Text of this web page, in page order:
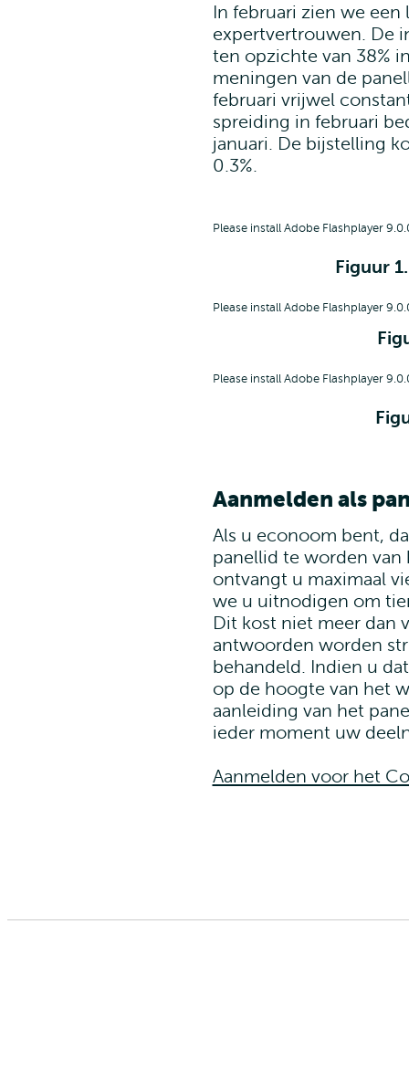
In februari zien we
expertvertrouwen. De
ten opzichte van 38%
meningen van de
februari vrijwel
spreiding in februari
januari. De bijstelling
0.3%.
Please install Adobe Flashplayer
Figuur
Please install Adobe Flashplayer
Please install Adobe Flashplayer
Aanmelden als
Als u econoom bent,
panellid te worden
ontvangt u maximaal
we u uitnodigen om
Dit kost niet meer dan
antwoorden worden
behandeld. Indien u
op de hoogte van het
aanleiding van het
ieder moment uw
Aanmelden voor het